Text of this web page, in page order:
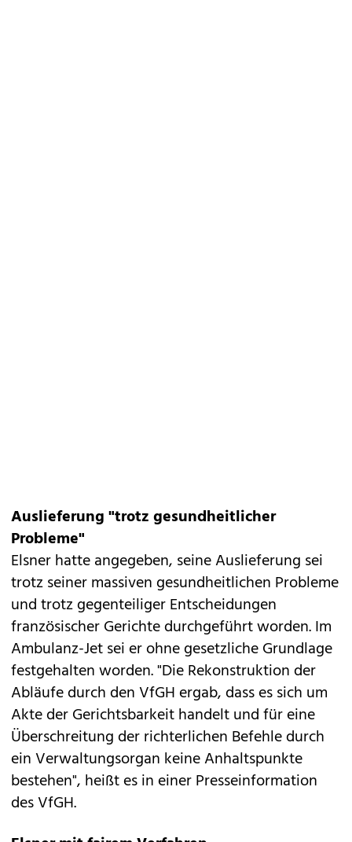
Auslieferung "trotz gesundheitlicher
Probleme"
Elsner hatte angegeben, seine Auslieferung sei
trotz seiner massiven gesundheitlichen Probleme
und trotz gegenteiliger Entscheidungen
französischer Gerichte durchgeführt worden. Im
Ambulanz-Jet sei er ohne gesetzliche Grundlage
festgehalten worden. "Die Rekonstruktion der
Abläufe durch den VfGH ergab, dass es sich um
Akte der Gerichtsbarkeit handelt und für eine
Überschreitung der richterlichen Befehle durch
ein Verwaltungsorgan keine Anhaltspunkte
bestehen", heißt es in einer Presseinformation
des VfGH.